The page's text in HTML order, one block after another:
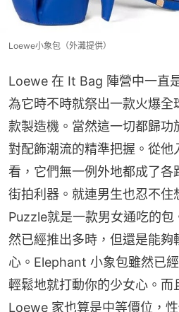
Loewe小象包（外灘提供）
Loewe 在 It Bag 陣營中一直
為它時不時就祭出一款火爆全
款製造機。當然這一切都歸
對配飾潮流的精準把握。從他
看，它們無一例外地都成了各
街拍利器。就連男生也忍不住
Puzzle就是一款男女通吃的
然已經推出多時，但還是能夠
心。Elephant 小象包雖然已
輕鬆地就打動你的少女心。而
Loewe 家也算是中等價位，